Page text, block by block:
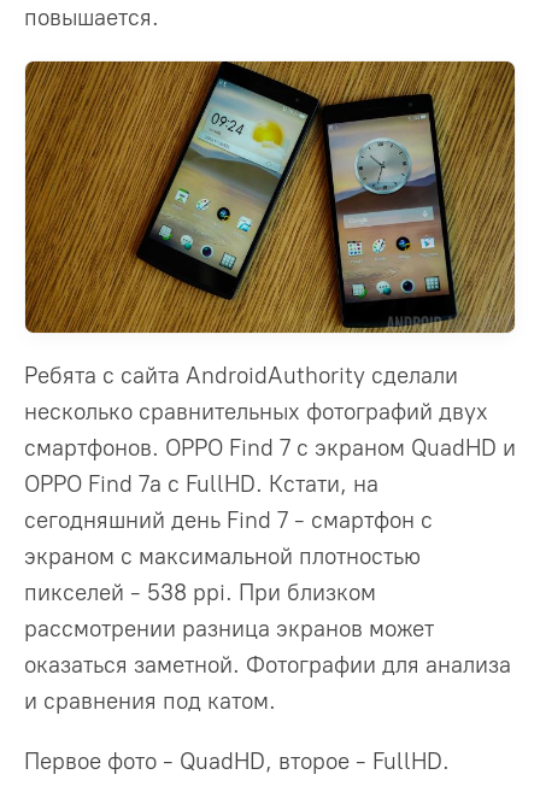
повышается.
Ребята с сайта AndroidAuthority сделали
несколько сравнительных фотографий двух
смартфонов. OPPO Find 7 с экраном QuadHD и
OPPO Find 7a с FullHD. Кстати, на
сегодняшний день Find 7 - смартфон с
экраном с максимальной плотностью
пикселей - 538 ppi. При близком
рассмотрении разница экранов может
оказаться заметной. Фотографии для анализа
и сравнения под катом.
Первое фото - QuadHD, второе - FullHD.